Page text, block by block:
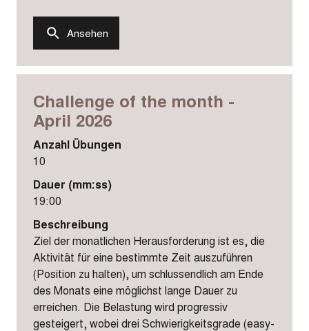
Ansehen
Challenge of the month -
April 2026
Anzahl Übungen
10
Dauer (mm:ss)
19:00
Beschreibung
Ziel der monatlichen Herausforderung ist es, die
Aktivität für eine bestimmte Zeit auszuführen
(Position zu halten), um schlussendlich am Ende
des Monats eine möglichst lange Dauer zu
erreichen. Die Belastung wird progressiv
gesteigert, wobei drei Schwierigkeitsgrade (easy-